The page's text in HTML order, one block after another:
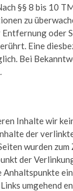
§§ 8 bis 10
zu
oder
Eine
Bei
Inhalte wir
der
wurden
der
umgehend